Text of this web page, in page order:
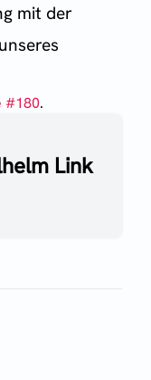
mit der
#180.
Link